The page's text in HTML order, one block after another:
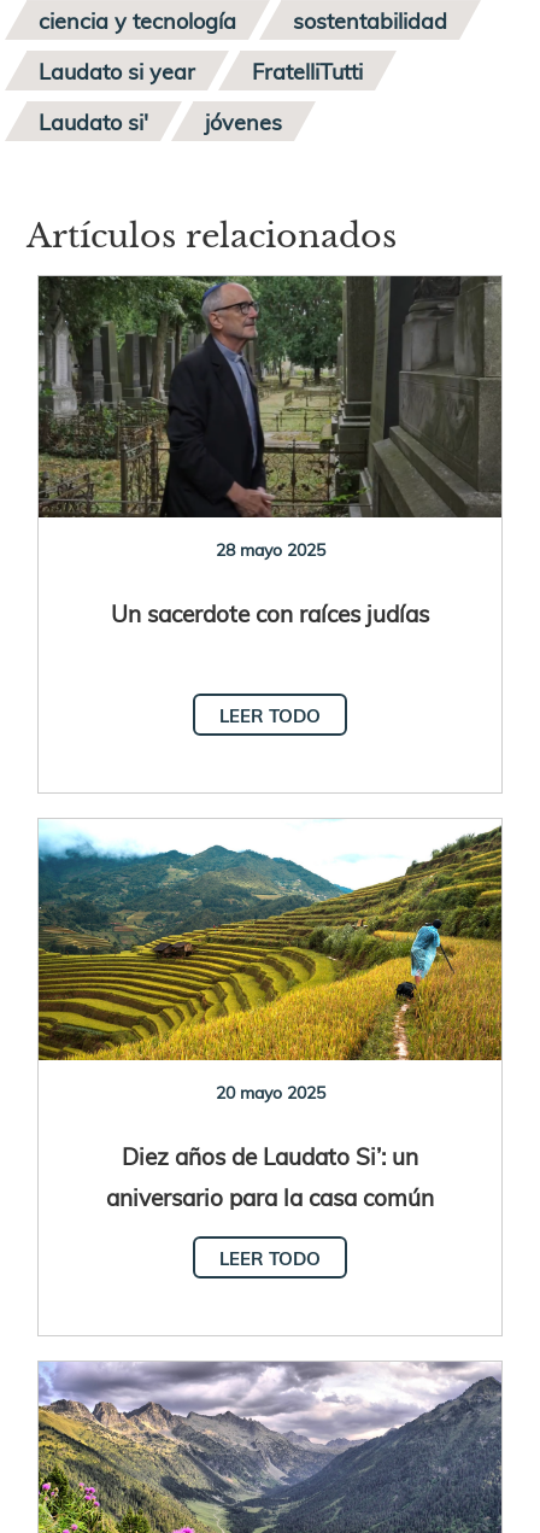
ciencia y tecnología
sostentabilidad
Laudato si year
FratelliTutti
Laudato si'
jóvenes
Artículos relacionados
28 mayo 2025
Un sacerdote con raíces judías
LEER TODO
20 mayo 2025
Diez años de Laudato Si’: un
aniversario para la casa común
LEER TODO